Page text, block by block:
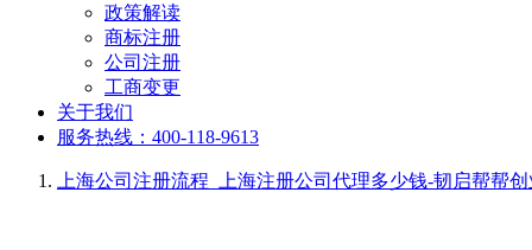
政策解读
商标注册
公司注册
工商变更
关于我们
服务热线：400-118-9613
上海公司注册流程_上海注册公司代理多少钱-韧启帮帮创